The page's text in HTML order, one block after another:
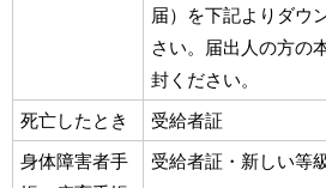
届）を下記よりダウ
さい。届出人の方の
封ください。
死亡したとき
受給者証
身体障害者手
受給者証・新しい等